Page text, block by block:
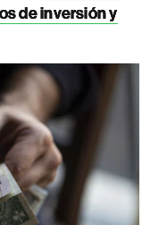
de inversión y